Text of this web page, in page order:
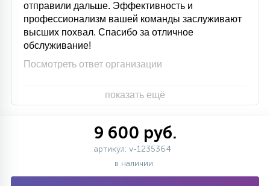
отправили дальше. Эффективность и
профессионализм вашей команды заслуживают
высших похвал. Спасибо за отличное
обслуживание!
Посмотреть ответ организации
показать ещё
9 600 руб.
артикул: v-1235364
в наличии